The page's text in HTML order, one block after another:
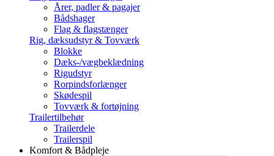
Årer, padler & pagajer
Bådshager
Flag & flagstænger
Rig, dæksudstyr & Tovværk
Blokke
Dæks-/vægbeklædning
Rigudstyr
Rorpindsforlænger
Skødespil
Tovværk & fortøjning
Trailertilbehør
Trailerdele
Trailerspil
Komfort & Bådpleje